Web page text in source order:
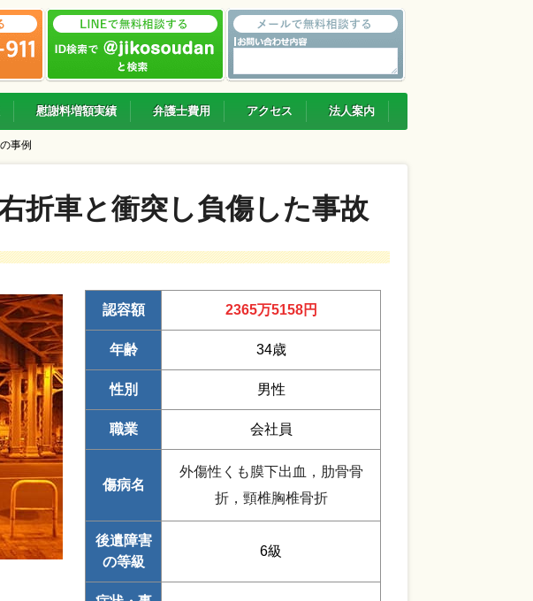
慰謝料増額実績 弁護士費用 アクセス 法人案内
事例
折車と衝突し負傷した事故
認容額 2365万5158円
年齢 34歳
性別 男性
職業 会社員
傷病名
外傷性くも膜下出血，肋骨骨
折，頸椎胸椎骨折
後遺障害
の等級
6級